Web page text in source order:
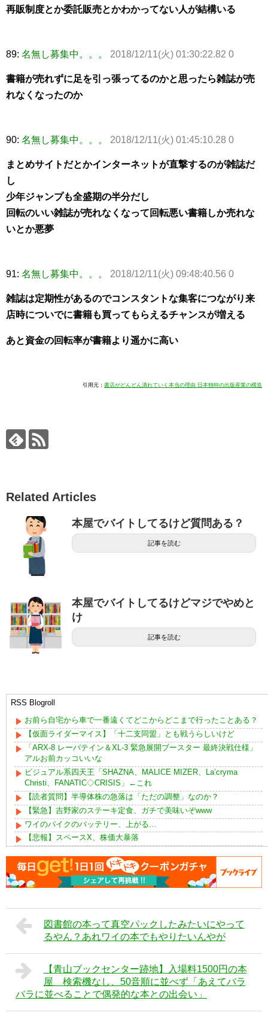
再販制度とか委託販売とかわかってない人が結構いる
89: 名無し募集中。。。 2018/12/11(火) 01:30:22.82 0
書籍が売れずに足を引っ張ってるのかと思ったら雑誌が売
れなくなったのか
90: 名無し募集中。。。 2018/12/11(火) 01:45:10.28 0
まとめサイトだとかインターネットが直撃するのが雑誌だ
し
少年ジャンプも全盛期の半分だし
回転のいい雑誌が売れなくなって回転悪い書籍しか売れな
いとか悪夢
91: 名無し募集中。。。 2018/12/11(火) 09:48:40.56 0
雑誌は定期性があるのでコンスタントな集客につながり来
店時についでに書籍も買ってもらえるチャンスが増える
あと資金の回転率が書籍より遥かに高い
引用元： 書店がどんどん潰れていく本当の理由 日本独特の出版産業の構造
Related Articles
本屋でバイトしてるけど質問ある？
記事を読む
本屋でバイトしてるけどマジでやめと
け
記事を読む
RSS Blogroll
お前ら自宅から車で一番遠くてどこからどこまで行ったことある？
【仮面ライダーマイス】「十二支同盟」とも戦うらしいけど
「ARX-8 レーバテイン＆XL-3 緊急展開ブースター 最終決戦仕様」
アルお前カッコいいな
ビジュアル系四天王「SHAZNA、MALICE MIZER、La’cryma
Christi、FANATIC◇CRISIS」←これ
【読者質問】半導体株の急落は「ただの調整」なのか？
【緊急】吉野家のステーキ定食、ガチで美味いぞwww
ワイのバイクのバッテリー、上がる…
【悲報】スペースX、株価大暴落
図書館の本って真空パックしたみたいにやって
るやん？あれワイの本でもやりたいんやが
【青山ブックセンター跡地】入場料1500円の本
屋 検索機なし、50音順に並べず「あえてバラ
バラに並べることで偶発的な本との出会い」